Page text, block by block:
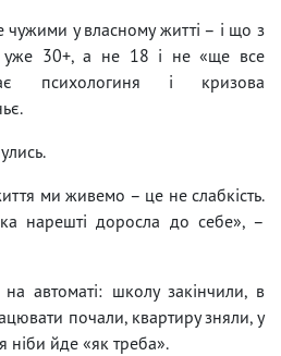
чужими у власному житті – і що з
30+, а не 18 і не «ще все
психологиня і кризова
ми живемо – це не слабкість.
нарешті доросла до себе», –
автоматі: школу закінчили, в
почали, квартиру зняли, у
ніби йде «як треба».